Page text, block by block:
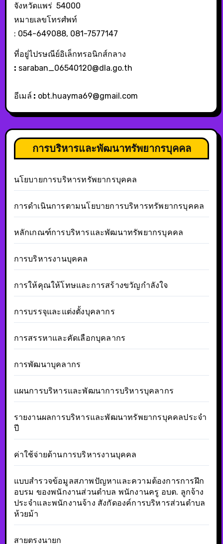
จังหวัดแพร่ 54000
หมายเลขโทรศํพท์
: 054-649088, 081-7577147
ที่อยู่ไปรษณีย์อิเล็กทรอนิกส์กลาง
: saraban_06540120@dla.go.th
อีเมล์ : obt.huayma69@gmail.com
การบริหารและพัฒนาทรัพยากรบุคคล
นโยบายการบริหารทรัพยากรบุคคล
การดำเนินการตามนโยบายการบริหารทรัพยากรบุคคล
หลักเกณฑ์การบริหารและพัฒนาทรัพยากรบุคคล
การบริหารงานบุคคล
การให้คุณให้โทษและการสร้างขวัญกำลังใจ
การบรรจุและแต่งตั้งบุคลากร
การสรรหาและคัดเลือกบุคลากร
การพัฒนาบุคลากร
แผนการบริหารและพัฒนาการบริหารบุคลากร
รายงานผลการบริหารและพัฒนาทรัพยากรบุคคลประจำ
ปี
ค่าใช้จ่ายด้านการบริหารงานบุคคล
แบบสำรวจข้อมูลสภาพปัญหาและความต้องการการฝึก
อบรม ของพนักงานส่วนตำบล พนักงานครู อบต. ลูกจ้าง
ประจำและพนักงานจ้าง สังกัดองค์การบริหารส่วนตำบล
ห้วยม้า
สายตรงนายก